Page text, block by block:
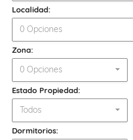
Localidad:
0 Opciones
Zona:
0 Opciones
Estado Propiedad:
Todos
Dormitorios: